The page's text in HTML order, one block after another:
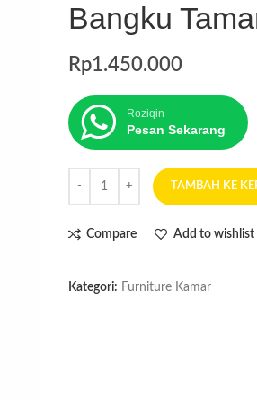
Bangku
Rp1.450.000
Roziqin
Pesan Sekarang
TAMBAH KE
Compare Add to wishlist
Kategori: Furniture Kamar